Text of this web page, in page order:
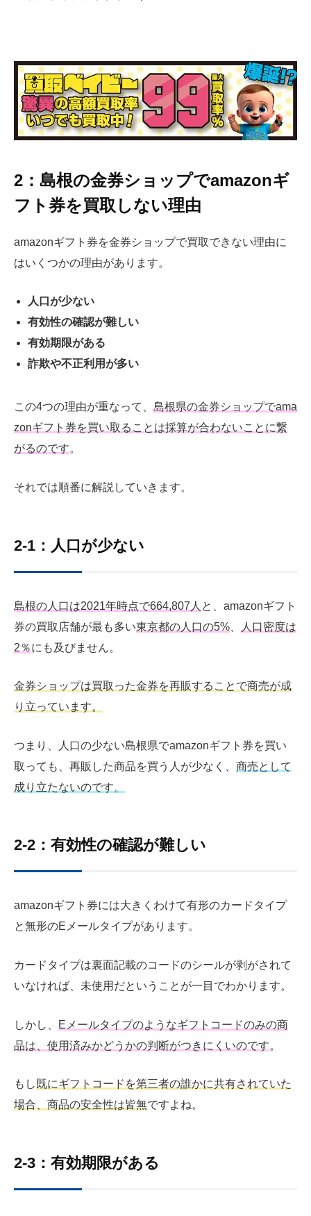
2： 島根の金券ショップでamazonギ
フト券を買取しない理由
amazonギフト券を金券ショップで買取できない理由に
はいくつかの理由があります。
人口が少ない
有効性の確認が難しい
有効期限がある
詐欺や不正利用が多い
この4つの理由が重なって、 島根県の金券ショップでama
zonギフト券を買い取ることは採算が合わないことに繋
がるのです。
それでは順番に解説していきます。
2-1：人口が少ない
島根の人口は2021年時点で664,807人 と、amazonギフト
券の買取店舗が最も多い東京都の人口の5%
人口密度は
2％にも及びません。
金券ショップは買取った金券を再販することで商売が成
り立っています。
つまり、人口の少ない島根県でamazonギフト券を買い
取っても、再販した商品を買う人が少なく、 商売として
成り立たないのです。
2-2：有効性の確認が難しい
amazonギフト券には大きくわけて有形のカードタイプ
と無形のEメールタイプがあります。
カードタイプは裏面記載のコードのシールが剥がされて
いなければ、未使用だということが一目でわかります。
しかし、
Eメールタイプのようなギフトコードのみの商
品は、使用済みかどうかの判断がつきにくいのです。
もし 既にギフトコードを第三者の誰かに共有されていた
場合、商品の安全性は皆無ですよね。
2-3：有効期限がある